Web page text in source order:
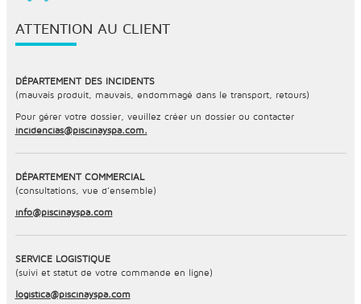
ATTENTION AU CLIENT
DÉPARTEMENT DES INCIDENTS
(mauvais produit, mauvais, endommagé dans le transport, retours)
Pour gérer votre dossier, veuillez créer un dossier ou contacter
incidencias@piscinayspa.com.
DÉPARTEMENT COMMERCIAL
(consultations, vue d’ensemble)
info@piscinayspa.com
SERVICE LOGISTIQUE
(suivi et statut de votre commande en ligne)
logistica@piscinayspa.com